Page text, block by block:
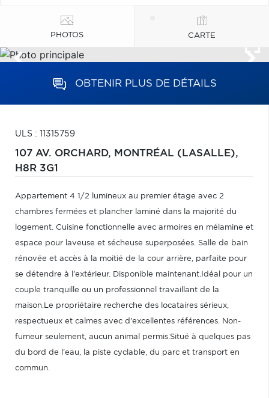
PHOTOS CARTE
OBTENIR PLUS DE DÉTAILS
ULS : 11315759
107 AV. ORCHARD, MONTRÉAL (LASALLE),
H8R 3G1
Appartement 4 1/2 lumineux au premier étage avec 2
chambres fermées et plancher laminé dans la majorité du
logement. Cuisine fonctionnelle avec armoires en mélamine et
espace pour laveuse et sécheuse superposées. Salle de bain
rénovée et accès à la moitié de la cour arrière, parfaite pour
se détendre à l'extérieur. Disponible maintenant.Idéal pour un
couple tranquille ou un professionnel travaillant de la
maison.Le propriétaire recherche des locataires sérieux,
respectueux et calmes avec d'excellentes références. Non-
fumeur seulement, aucun animal permis.Situé à quelques pas
du bord de l'eau, la piste cyclable, du parc et transport en
commun.